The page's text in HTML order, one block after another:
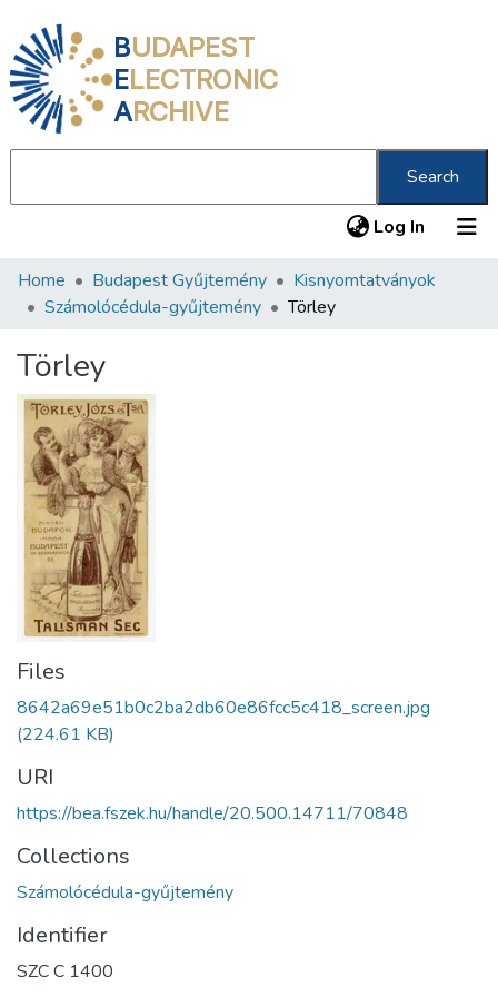
BUDAPEST
ELECTRONIC
ARCHIVE
Search
Log In (current)
Communities & Collections
Statistics
About us
Home Budapest Gyűjtemény
Kisnyomtatványok
Számolócédula-gyűjtemény
Törley
Törley
Files
8642a69e51b0c2ba2db60e86fcc5c418_screen.jpg
(224.61 KB)
URI
https://bea.fszek.hu/handle/20.500.14711/70848
Collections
Számolócédula-gyűjtemény
Identifier
SZC C 1400